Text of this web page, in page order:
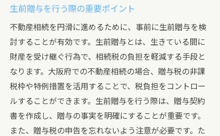
生前贈与を行う際の重要ポイント
不動産相続を円滑に進めるために、事前に生前贈与を検
討することが有効です。生前贈与とは、生きている間に
財産を受け継ぐ行為で、相続税の負担を軽減する手段と
なります。大阪府での不動産相続の場合、贈与税の非課
税枠や特例措置を活用することで、税負担をコントロー
ルすることができます。生前贈与を行う際は、贈与契約
書を作成し、贈与の事実を明確にすることが重要です。
また、贈与税の申告を忘れないよう注意が必要です。た